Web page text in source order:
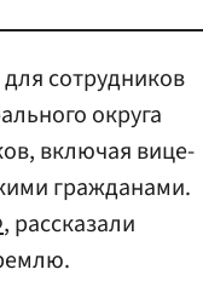
сотрудников
округа
включая вице-
гражданами.
, рассказали